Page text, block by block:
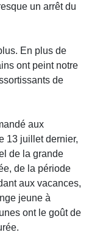
un arrêt du
En plus de
ont peint notre
de
aux
13 juillet dernier,
de la grande
de la période
aux vacances,
jeune à
ont le goût de